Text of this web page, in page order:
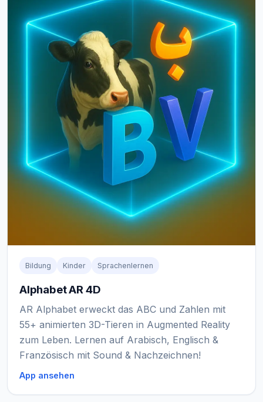
Bildung Kinder Sprachenlernen
Alphabet AR 4D
AR Alphabet erweckt das ABC und Zahlen mit
55+ animierten 3D-Tieren in Augmented Reality
zum Leben. Lernen auf Arabisch, Englisch &
Französisch mit Sound & Nachzeichnen!
App ansehen